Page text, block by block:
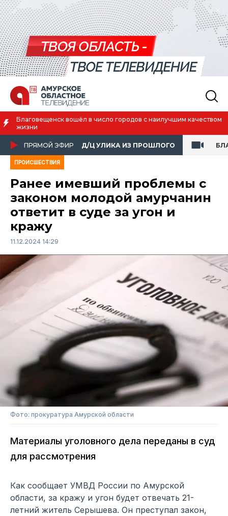
вошёл в число городов с наилучшим качеством
ПРЯМОЙ ЭФИР Д/Ц УЛИКА ИЗ ПРОШЛОГО
ПРОИСШЕСТВИЯ
Ранее имевший проблемы с
законом молодой амурчанин
ответит в суде за угон и
кражу
11.12.2024 14:29
Фото: прокуратура Амурской области
Материалы уголовного дела переданы в суд
для рассмотрения
Как сообщает УМВД России по Амурской
области, за кражу и угон будет отвечать 21-
летний житель Серышева. Он преступал закон,